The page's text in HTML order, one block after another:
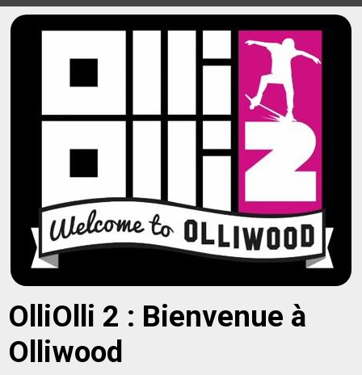
OlliOlli 2 : Bienvenue à
Olliwood